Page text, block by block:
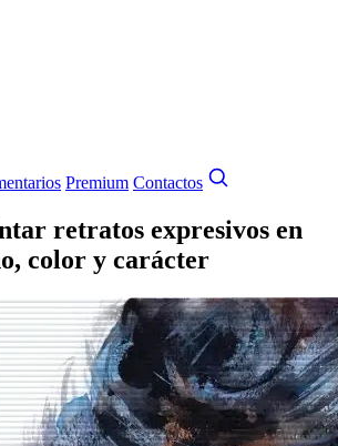
Premium Contactos
retratos expresivos en
color y carácter